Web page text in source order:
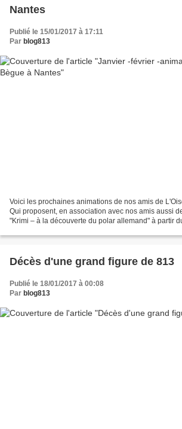
Nantes
Publié le 15/01/2017 à 17:11
Par blog813
Voici les prochaines animations de nos amis de
Qui proposent, en association avec nos amis aussi
"Krimi – à la découverte du polar allemand" à partir
Décès d'une grand figure de 813
Publié le 18/01/2017 à 00:08
Par blog813